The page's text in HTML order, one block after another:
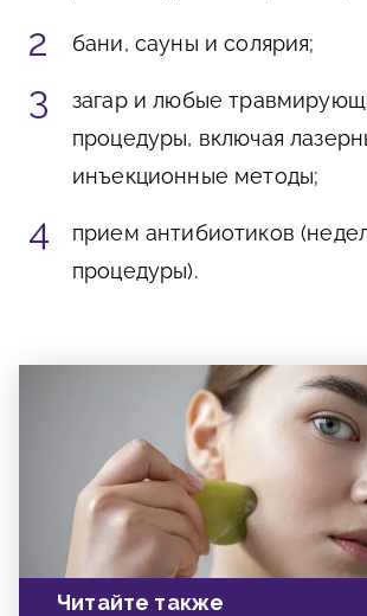
бани, сауны и солярия;
загар и любые
процедуры, включая
инъекционные методы;
прием антибиотиков
процедуры).
Читайте также